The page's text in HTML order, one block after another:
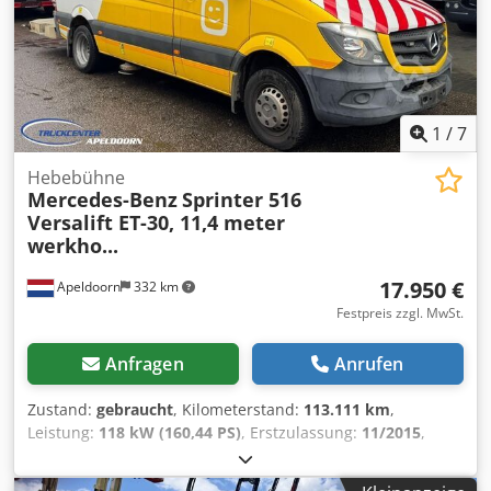
Betreuung von Einfuhr und Transport •
(Ausfuhr-)Kennzeichen sind schnell geregelt • Fachkundige
technische Dienstleistungen • Die Sicherheit „erkennbarer
Qualität“ • Und mehr.... Besuchen Sie bitte unsere Website
für spezielle Angebote und vollständige Vorrat: Leasing
über Kleyn Trucks ist möglich in den meisten
leasingrate und senden Sie eine Anfrage über unsere
Website. Fragen Sie direkt nach unserem europäischen
Garantie paket.
1 /7
Apeldoorn 332 km
Hebebühne
Mercedes-BenzSprinter 516
Versalift ET-30, 11,4 meter
werkho...
17.950 €
Festpreis zzgl. MwSt.
Anfragen Anrufen
Zustand: gebraucht, Kilometerstand: 113.111 km,
Leistung: 118 kW (160,44 PS), Erstzulassung: 11/2015,
, Kraftstoff:
Getriebetyp:mechanisch, Emissionsklasse:Euro6, Anzahl